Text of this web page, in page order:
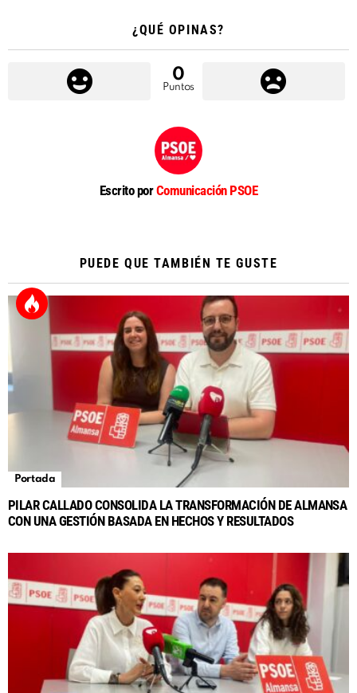
¿QUÉ OPINAS?
0
Puntos
Escrito porComunicación PSOE
PUEDE QUE TAMBIÉN TE GUSTE
Portada
PILAR CALLADO CONSOLIDA LA TRANSFORMACIÓN DE ALMANSA
CON UNA GESTIÓN BASADA EN HECHOS Y RESULTADOS